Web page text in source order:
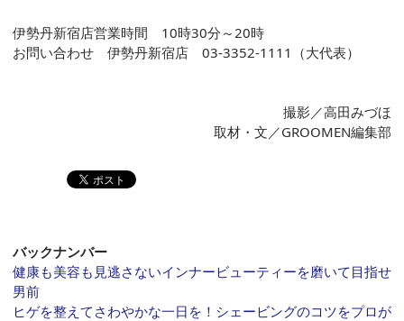
伊勢丹新宿店営業時間 10時30分～20時
お問い合わせ 伊勢丹新宿店 03-3352-1111（大代表）
撮影／高田みづほ
取材・文／GROOMEN編集部
バックナンバー
健康も美容も見逃さないインナービューティーを磨いて目指せ
男前
ヒゲを整えてさわやかな一日を！シェービングのコツをプロが